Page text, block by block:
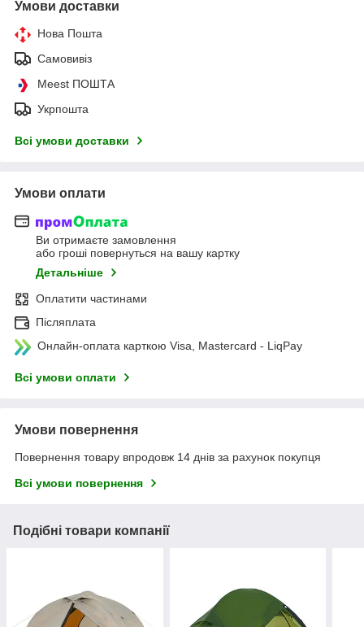
Умови доставки
Нова Пошта
Самовивіз
Meest ПОШТА
Укрпошта
Всі умови доставки
Умови оплати
Ви отримаєте замовлення
або гроші повернуться на вашу картку
Детальніше
Оплатити частинами
Післяплата
Онлайн-оплата карткою Visa, Mastercard - LiqPay
Всі умови оплати
Умови повернення
Повернення товару впродовж 14 днів за рахунок покупця
Всі умови повернення
Подібні товари компанії